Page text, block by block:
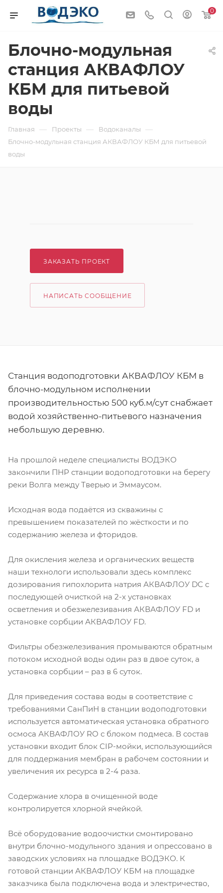
0
Блочно-модульная
станция АКВАФЛОУ
КБМ для питьевой
воды
Главная — Проекты — Водоканалы —
Блочно-модульная станция АКВАФЛОУ КБМ для питьевой
воды
ЗАКАЗАТЬ ПРОЕКТ
НАПИСАТЬ СООБЩЕНИЕ
Станция водоподготовки АКВАФЛОУ КБМ в
блочно-модульном исполнении
производительностью 500 куб.м/сут снабжает
водой хозяйственно-питьевого назначения
небольшую деревню.
На прошлой неделе специалисты ВОДЭКО
закончили ПНР станции водоподготовки на берегу
реки Волга между Тверью и Эммаусом.
Исходная вода подаётся из скважины с
превышением показателей по жёсткости и по
содержанию железа и фторидов.
Для окисления железа и органических веществ
наши технологи использовали здесь комплекс
дозирования гипохлорита натрия АКВАФЛОУ DC с
последующей очисткой на 2-х установках
осветления и обезжелезивания АКВАФЛОУ FD и
установке сорбции АКВАФЛОУ FD.
Фильтры обезжелезивания промываются обратным
потоком исходной воды один раз в двое суток, а
установка сорбции – раз в 6 суток.
Для приведения состава воды в соответствие с
требованиями СанПиН в станции водоподготовки
используется автоматическая установка обратного
осмоса АКВАФЛОУ RO с блоком подмеса. В состав
установки входит блок CIP-мойки, использующийся
для поддержания мембран в рабочем состоянии и
увеличения их ресурса в 2-4 раза.
Содержание хлора в очищенной воде
контролируется хлорной ячейкой.
Всё оборудование водоочистки смонтировано
внутри блочно-модульного здания и опрессовано в
заводских условиях на площадке ВОДЭКО. К
готовой станции АКВАФЛОУ КБМ на площадке
заказчика была подключена вода и электричество,